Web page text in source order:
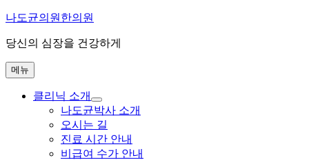
콘
츠
로
바
나도균의원한의원
당신의 심장을 건강하게
메뉴
클리닉 소개
하
위
메
뉴
확
나도균박사 소개
오시는 길
진료 시간 안내
비급여 수가 안내